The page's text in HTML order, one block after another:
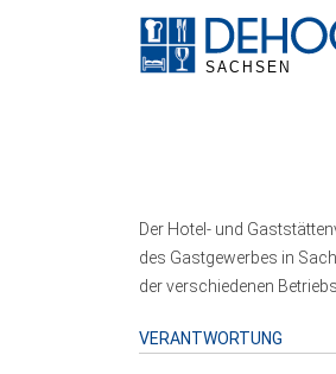
Der Hotel- und
des Gastgewerbes in
der verschiedenen
VERANTWORTUNG